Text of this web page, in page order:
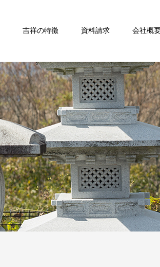
吉祥の特徴 資料請求 会社概